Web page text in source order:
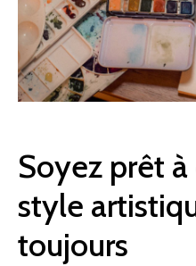
Soyez prêt
style
toujours